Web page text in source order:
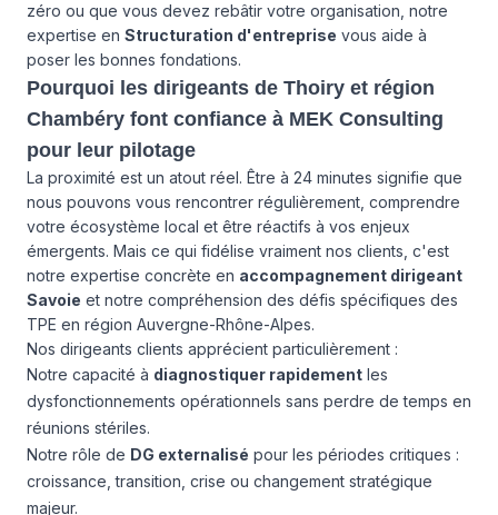
zéro ou que vous devez rebâtir votre organisation, notre
expertise en Structuration d'entreprise vous aide à
poser les bonnes fondations.
Pourquoi les dirigeants de Thoiry et région
Chambéry font confiance à MEK Consulting
pour leur pilotage
La proximité est un atout réel. Être à 24 minutes signifie que
nous pouvons vous rencontrer régulièrement, comprendre
votre écosystème local et être réactifs à vos enjeux
émergents. Mais ce qui fidélise vraiment nos clients, c'est
notre expertise concrète en accompagnement dirigeant
Savoie et notre compréhension des défis spécifiques des
TPE en région Auvergne-Rhône-Alpes.
Nos dirigeants clients apprécient particulièrement :
Notre capacité à diagnostiquer rapidement les
dysfonctionnements opérationnels sans perdre de temps en
réunions stériles.
Notre rôle de DG externalisé pour les périodes critiques :
croissance, transition, crise ou changement stratégique
majeur.